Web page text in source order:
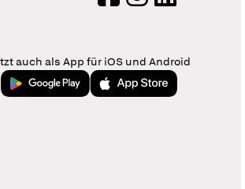
auch als App für iOS und Android
Jetzt bei Google PlayLaden im App Store